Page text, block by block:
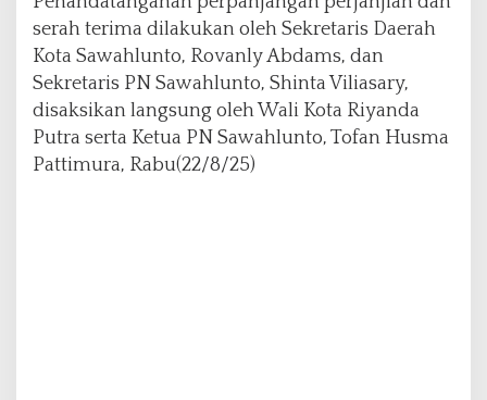
n
g
L
a
serah terima dilakukan oleh Sekretaris Daerah
Kota Sawahlunto, Rovanly Abdams, dan
Sekretaris PN Sawahlunto, Shinta Viliasary,
disaksikan langsung oleh Wali Kota Riyanda
Putra serta Ketua PN Sawahlunto, Tofan Husma
Pattimura, Rabu(22/8/25)